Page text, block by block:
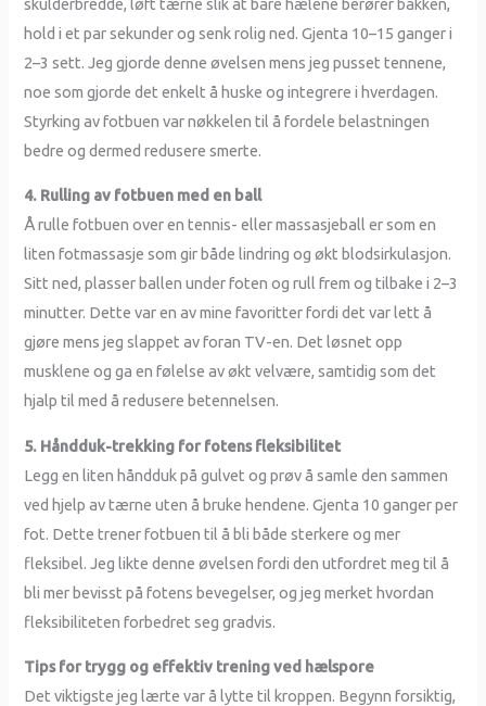
hold i et par sekunder og senk rolig ned. Gjenta 10–15 ganger i
2–3 sett. Jeg gjorde denne øvelsen mens jeg pusset tennene,
noe som gjorde det enkelt å huske og integrere i hverdagen.
Styrking av fotbuen var nøkkelen til å fordele belastningen
bedre og dermed redusere smerte.
4. Rulling av fotbuen med en ball
Å rulle fotbuen over en tennis- eller massasjeball er som en
liten fotmassasje som gir både lindring og økt blodsirkulasjon.
Sitt ned, plasser ballen under foten og rull frem og tilbake i 2–3
minutter. Dette var en av mine favoritter fordi det var lett å
gjøre mens jeg slappet av foran TV-en. Det løsnet opp
musklene og ga en følelse av økt velvære, samtidig som det
hjalp til med å redusere betennelsen.
5. Håndduk-trekking for fotens fleksibilitet
Legg en liten håndduk på gulvet og prøv å samle den sammen
ved hjelp av tærne uten å bruke hendene. Gjenta 10 ganger per
fot. Dette trener fotbuen til å bli både sterkere og mer
fleksibel. Jeg likte denne øvelsen fordi den utfordret meg til å
bli mer bevisst på fotens bevegelser, og jeg merket hvordan
fleksibiliteten forbedret seg gradvis.
Tips for trygg og effektiv trening ved hælspore
Det viktigste jeg lærte var å lytte til kroppen. Begynn forsiktig,